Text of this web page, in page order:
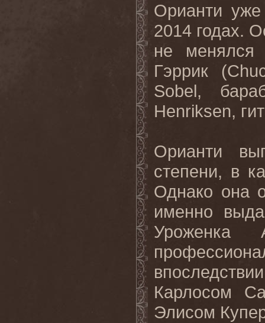
Орианти
2014 годах.
не
Гэррик
Sobel,
Henriksen,
Орианти
степени, в
Однако она
именно
Уроженка
Карлосом
Элисом